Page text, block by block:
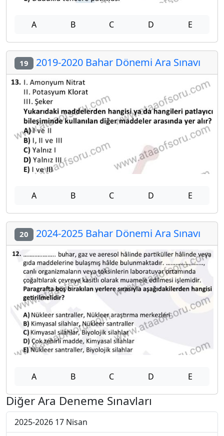
A B C D E
19 2019-2020 Bahar Dönemi Ara Sınavı
A B C D E
20 2024-2025 Bahar Dönemi Ara Sınavı
A B C D E
Diğer Ara Deneme Sınavları
2025-2026 17 Nisan